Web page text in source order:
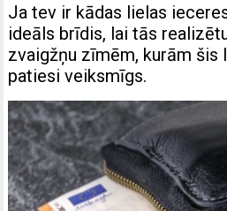
Ja tev ir kādas lielas
ideāls brīdis, lai tās
zvaigžņu zīmēm, kurām šis
patiesi veiksmīgs.